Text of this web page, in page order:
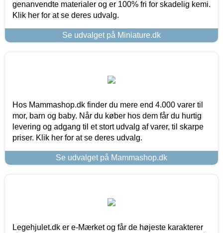
genanvendte materialer og er 100% fri for skadelig kemi.
Klik her for at se deres udvalg.
Se udvalget på Miniature.dk
Hos Mammashop.dk finder du mere end 4.000 varer til
mor, barn og baby. Når du køber hos dem får du hurtig
levering og adgang til et stort udvalg af varer, til skarpe
priser. Klik her for at se deres udvalg.
Se udvalget på Mammashop.dk
Legehjulet.dk er e-Mærket og får de højeste karakterer